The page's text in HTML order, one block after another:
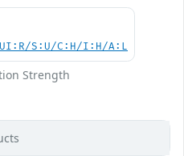
UI:R/S:U/C:H/I:H/A:L
Strength